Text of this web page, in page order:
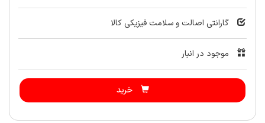
گارانتی اصالت و سلامت فیزیکی کالا
موجود در انبار
خرید